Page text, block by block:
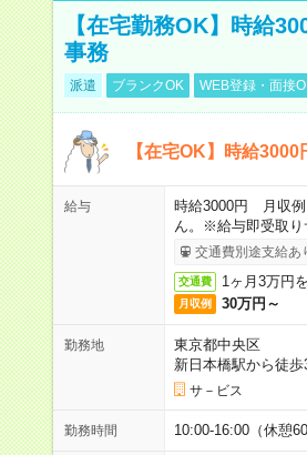
【在宅勤務OK】時給
事務
派遣 ブランクOK WEB登録・面接
【在宅OK】時給
給与
時給3000円 月収例
ん。※給与即受取り
交通費別途支給あ
交通費 1ヶ月3万円
月収例 30万円～
勤務地
東京都中央区
新日本橋駅から徒歩
サ－ビス
勤務時間 10:00-16:00（休憩